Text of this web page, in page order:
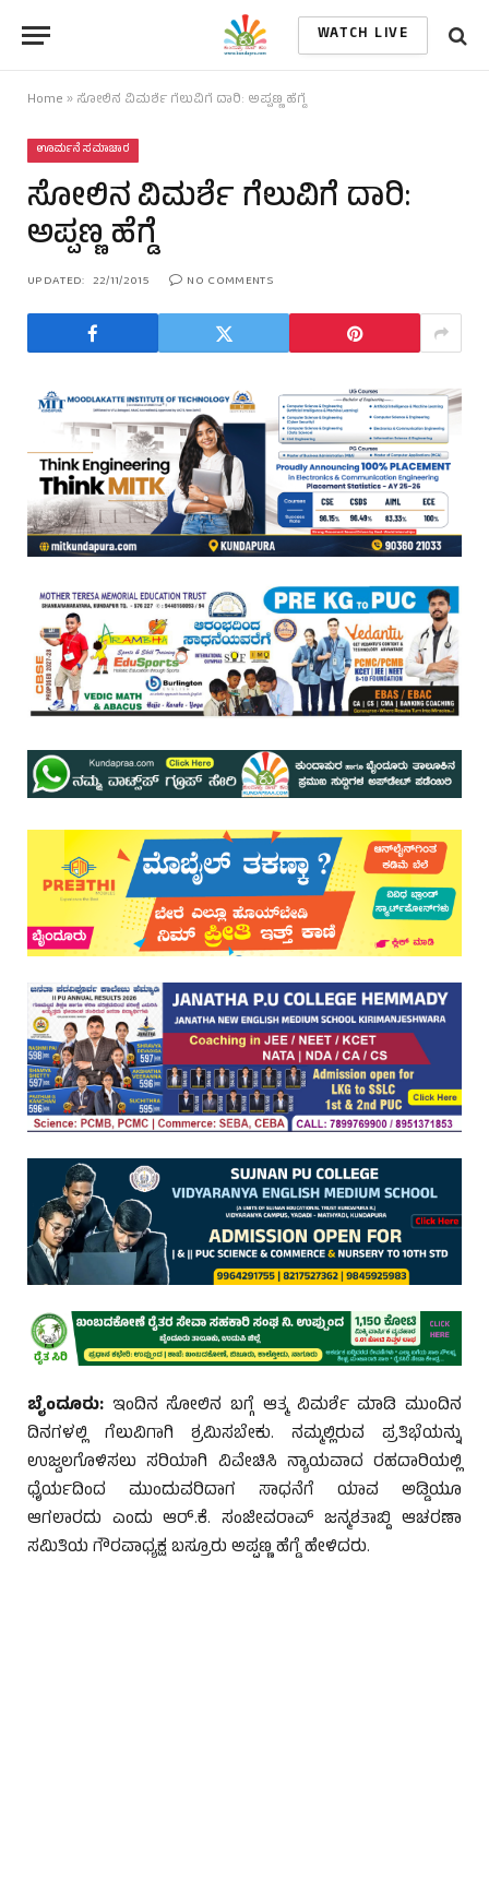
WATCH LIVE
Home » ಸೋಲಿನ ವಿಮರ್ಶೆ ಗೆಲುವಿಗೆ ದಾರಿ: ಅಪ್ಪಣ್ಣ ಹೆಗ್ಡೆ
ಊರ್ಮನೆ ಸಮಾಚಾರ
ಸೋಲಿನ ವಿಮರ್ಶೆ ಗೆಲುವಿಗೆ ದಾರಿ:
ಅಪ್ಪಣ್ಣ ಹೆಗ್ಡೆ
UPDATED: 22/11/2015 NO COMMENTS
ಬೈಂದೂರು: ಇಂದಿನ ಸೋಲಿನ ಬಗ್ಗೆ ಆತ್ಮ ವಿಮರ್ಶೆ ಮಾಡಿ ಮುಂದಿನ
ದಿನಗಳಲ್ಲಿ ಗೆಲುವಿಗಾಗಿ ಶ್ರಮಿಸಬೇಕು. ನಮ್ಮಲ್ಲಿರುವ ಪ್ರತಿಭೆಯನ್ನು
ಉಜ್ವಲಗೊಳಿಸಲು ಸರಿಯಾಗಿ ವಿವೇಚಿಸಿ ನ್ಯಾಯವಾದ ರಹದಾರಿಯಲ್ಲಿ
ಧೈರ್ಯದಿಂದ ಮುಂದುವರಿದಾಗ ಸಾಧನೆಗೆ ಯಾವ ಅಡ್ಡಿಯೂ
ಆಗಲಾರದು ಎಂದು ಆರ್.ಕೆ. ಸಂಜೀವರಾವ್ ಜನ್ಮಶತಾಬ್ದಿ ಆಚರಣಾ
ಸಮಿತಿಯ ಗೌರವಾಧ್ಯಕ್ಷ ಬಸ್ರೂರು ಅಪ್ಪಣ್ಣ ಹೆಗ್ಡೆ ಹೇಳಿದರು.